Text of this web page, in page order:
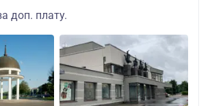
доп. плату.